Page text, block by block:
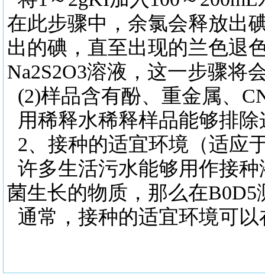
在此步骤中，余氯会释放出
出的碘，直至出现的兰色退
Na2S2O3溶液，这一步骤将
(2)样品含有酚、重金属、
用稀释水稀释样品能够排
2、接种的适宜环境（适应
许多生活污水能够用作接
菌生长的物质，那么在B0D5
通常，接种的适宜环境可